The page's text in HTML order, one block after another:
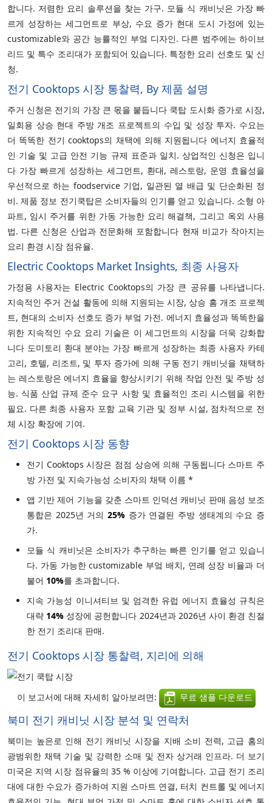
합니다. 저렴한 요리 솔루션을 찾는 가구. 모듈 식 캐비닛은 가장 빠
르게 성장하는 세그먼트로 부상, 수요 증가 현대 도시 가정에 있는
customizable와 공간 능률적인 부엌 디자인. 다른 범주에는 하이브
리드 및 특수 조리대가 포함되어 있습니다. 특정한 요리 선호도 및 신
청.
전기 Cooktops 시장 통찰력, By 제품 설명
주거 신청은 전기의 가장 큰 몫을 붙듭니다 쿡탑 도시화 증가로 시장,
일회용 상승 현대 주방 개조 프로젝트의 수입 및 성장 투자. 수요는
더 똑똑한 전기 cooktops의 채택에 의해 지원됩니다 에너지 효율적
인 기술 및 고급 안전 기능 규제 표준과 일치. 상업적인 신청은 입니
다 가장 빠르게 성장하는 세그먼트, 환대, 레스토랑, 운영 효율성을
우선적으로 하는 foodservice 기업, 일관된 열 배급 및 단순화된 정
비. 제품 정보 전기쿡탑은 소비자들의 인기를 얻고 있습니다. 소형 아
파트, 임시 주거를 위한 가동 가능한 요리 해결책, 그리고 옥외 사용
법. 다른 신청은 산업과 전문화해 포함합니다 현재 비교가 작아지는
요리 환경 시장 점유율.
Electric Cooktops Market Insights, 최종 사용자
가정용 사용자는 Electric Cooktops의 가장 큰 공유를 나타냅니다.
지속적인 주거 건설 활동에 의해 지원되는 시장, 상승 홈 개조 프로젝
트, 현대의 소비자 선호도 증가 부엌 가전. 에너지 효율성과 똑똑한을
위한 지속적인 수요 요리 기술은 이 세그먼트의 시장을 더욱 강화합
니다 도미토리 환대 분야는 가장 빠르게 성장하는 최종 사용자 카테
고리, 호텔, 리조트, 및 투자 증가에 의해 구동 전기 캐비닛을 채택하
는 레스토랑은 에너지 효율을 향상시키기 위해 작업 안전 및 주방 성
능. 식품 산업 규제 준수 요구 사항 및 효율적인 조리 시스템을 위한
필요. 다른 최종 사용자 포함 교육 기관 및 정부 시설, 점차적으로 전
체 시장 확장에 기여.
전기 Cooktops 시장 동향
전기 Cooktops 시장은 점점 상승에 의해 구동됩니다 스마트 주
방 가전 및 지속가능성 소비자의 채택 이름 *
앱 기반 제어 기능을 갖춘 스마트 인덕션 캐비닛 판매 음성 보조
통합은 2025년 거의 25% 증가 연결된 주방 생태계의 수요 증
가.
모듈 식 캐비닛은 소비자가 추구하는 빠른 인기를 얻고 있습니
다. 가동 가능한 customizable 부엌 배치, 연례 성장 비율과 더
불어 10%를 초과합니다.
지속 가능성 이니셔티브 및 엄격한 유럽 에너지 효율성 규칙은
대략 14% 성장에 공헌합니다 2024년과 2026년 사이 환경 친절
한 전기 조리대 판매.
전기 Cooktops 시장 통찰력, 지리에 의해
이 보고서에 대해 자세히 알아보려면: 무료 샘플 다운로드
북미 전기 캐비닛 시장 분석 및 연락처
북미는 높은로 인해 전기 캐비닛 시장을 지배 소비 전력, 고급 홈의
광범위한 채택 기술 및 강력한 소매 및 전자 상거래 인프라. 더 보기
미국은 지역 시장 점유율의 35 % 이상에 기여합니다. 고급 전기 조리
대에 대한 수요가 증가하여 지원 스마트 연결, 터치 컨트롤 및 에너지